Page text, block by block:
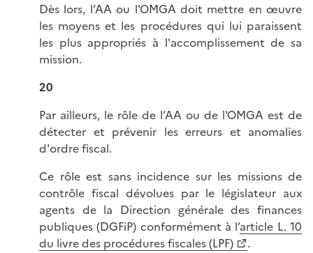
Dès lors, l’AA ou l'OMGA doit mettre en œuvre
les moyens et les procédures qui lui paraissent
les plus appropriés à l'accomplissement de sa
mission.
20
Par ailleurs, le rôle de l’AA ou de l'OMGA est de
détecter et prévenir les erreurs et anomalies
d'ordre fiscal.
Ce rôle est sans incidence sur les missions de
contrôle fiscal dévolues par le législateur aux
agents de la Direction générale des finances
publiques (DGFiP) conformément à l’article L. 10
du livre des procédures fiscales (LPF)
.